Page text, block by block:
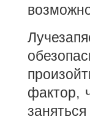
фактор,